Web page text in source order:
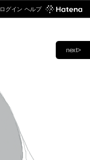
ログイン ヘルプ
next>